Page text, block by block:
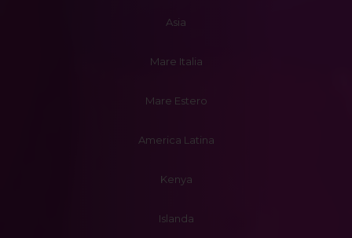
Asia
Mare Italia
Mare Estero
America Latina
Kenya
Islanda